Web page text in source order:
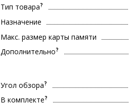
Тип товара?
Назначение
Макс. размер карты памяти
Дополнительно?
Угол обзора?
В комплекте?